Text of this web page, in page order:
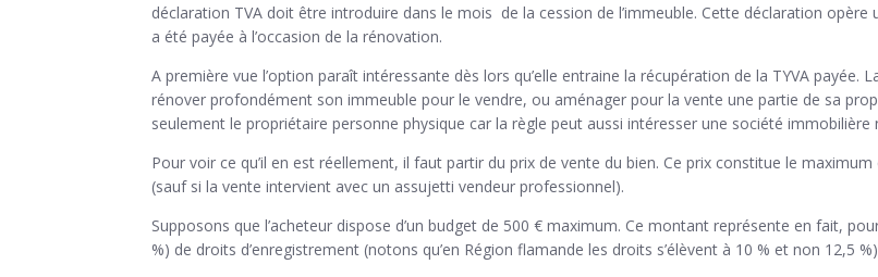
déclaration TVA doit être introduire dans le mois de la cession de l’immeuble. Cette déclaration opère
a été payée à l’occasion de la rénovation.
A première vue l’option paraît intéressante dès lors qu’elle entraine la récupération de la TYVA payée.
rénover profondément son immeuble pour le vendre, ou aménager pour la vente une partie de sa
seulement le propriétaire personne physique car la règle peut aussi intéresser une société immobilière
Pour voir ce qu’il en est réellement, il faut partir du prix de vente du bien. Ce prix constitue le
(sauf si la vente intervient avec un assujetti vendeur professionnel).
Supposons que l’acheteur dispose d’un budget de 500 € maximum. Ce montant représente en fait,
%) de droits d’enregistrement (notons qu’en Région flamande les droits s’élèvent à 10 % et non 12,5